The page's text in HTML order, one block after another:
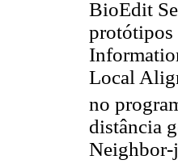
BioEdit
protótipos
Local
no
distância
Neighbor-